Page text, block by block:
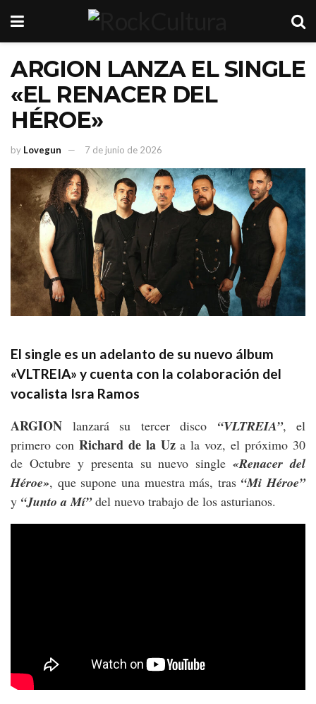
ARGION LANZA EL SINGLE
«EL RENACER DEL
HÉROE»
by Lovegun 7 de junio de 2026
El single es un adelanto de su nuevo álbum
«VLTREIA» y cuenta con la colaboración del
vocalista Isra Ramos
ARGION lanzará su tercer disco “VLTREIA”, el
primero con Richard de la Uza la voz, el próximo 30
de Octubre y presenta su nuevo single«Renacer del
Héroe», que supone una muestra más, tras “Mi Héroe”
y “Junto a Mí”del nuevo trabajo de los asturianos.